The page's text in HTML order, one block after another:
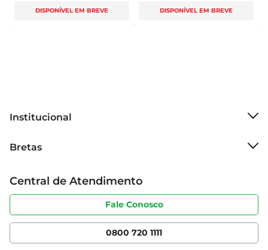
DISPONÍVEL EM BREVE DISPONÍVEL EM BREVE
Institucional
Grupo Cencosud
Sobre privacidade
Portal do fornecedor
Cencosud Media
Bretas
Produtos Bretas
Código de ética
Serviços
Clube Bretas
Central de Atendimento
Fale Conosco
0800 720 1111